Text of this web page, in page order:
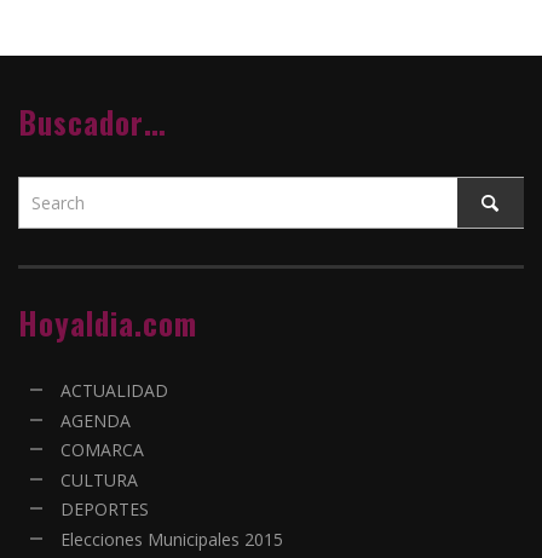
Buscador…
Hoyaldia.com
ACTUALIDAD
AGENDA
COMARCA
CULTURA
DEPORTES
Elecciones Municipales 2015